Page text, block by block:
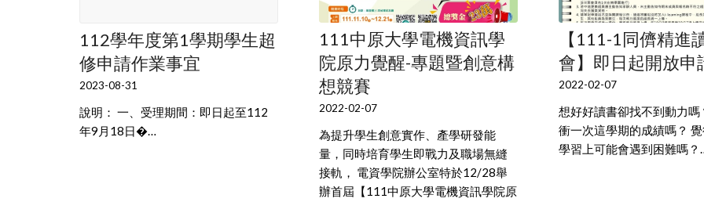
112學年度第1學期學生超
修申請作業事宜
2023-08-31
說明： 一、受理期間：即日起至112
年9月18日�…
111中原大學電機資訊學
院原力覺醒-專題暨創意構
想競賽
2022-02-07
為提升學生創意實作、產學研發能
量，同時培育學生即戰力及職場無縫
接軌， 電資學院辦公室特於12/28舉
辦首屆【111中原大學電機資訊學院原
【111-1同儕精進
會】即日起開放申
2022-02-07
想好好讀書卻找不到動力嗎
衝一次這學期的成績嗎？
學習上可能會遇到困難嗎？